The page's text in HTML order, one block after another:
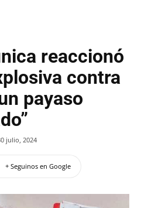
reaccionó
contra
payaso
julio, 2024
+ Seguinos en Google